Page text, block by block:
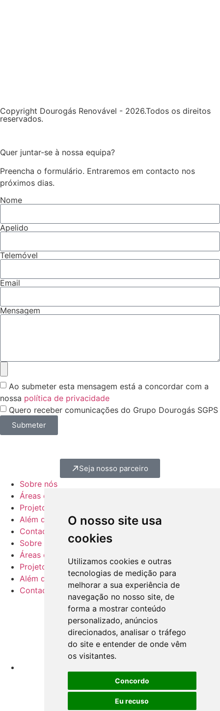
O nosso site usa
cookies
Utilizamos cookies e outras
tecnologias de medição para
melhorar a sua experiência de
navegação no nosso site, de
forma a mostrar conteúdo
personalizado, anúncios
direcionados, analisar o tráfego
do site e entender de onde vêm
os visitantes.
Concordo
Eu recuso
Copyright Dourogás Renovável - 2026.Todos os direitos
reservados.
Quer juntar-se à nossa equipa?
Preencha o formulário. Entraremos em contacto nos
próximos dias.
Nome
Apelido
Telemóvel
Email
Mensagem
Ao submeter esta mensagem está a concordar com a
nossa política de privacidade
Quero receber comunicações do Grupo Dourogás SGPS
Submeter
Seja nosso parceiro
Sobre nós
Áreas de negócio
Projetos
Além da Sustentabilidade
Contactos
Sobre nós
Áreas de negócio
Projetos
Além da Sustentabilidade
Contactos